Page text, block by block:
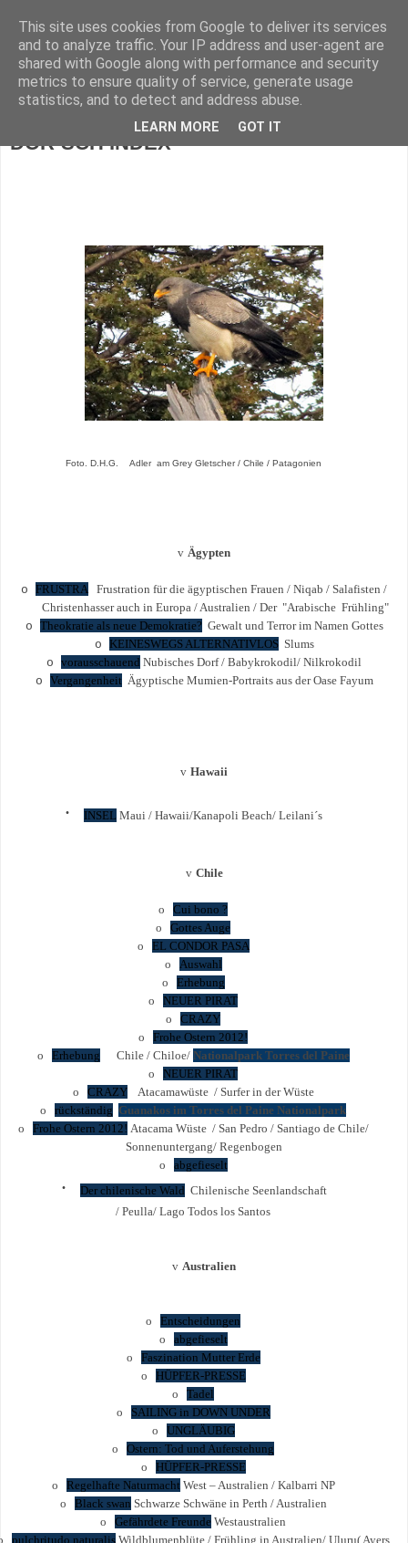
DOR-SCH
DOR-SCH INDEX
Foto. D.H.G. Adler am Grey Gletscher / Chile / Patagonien
v Ägypten
o FRUSTRA Frustration für die ägyptischen Frauen / Niqab / Salafisten /
Christenhasser auch in Europa / Australien / Der "Arabische Frühling"
o Theokratie als neue Demokratie? Gewalt und Terror im Namen Gottes
o
KEINESWEGS ALTERNATIVLOSSlums
o vorausschauend Nubisches Dorf / Babykrokodil/ Nilkrokodil
o Vergangenheit Ägyptische Mumien-Portraits aus der Oase Fayum
v Hawaii
· INSEL Maui / Hawaii/Kanapoli Beach/ Leilani´s
v Chile
o Cui bono ?
o Gottes Auge
o EL CONDOR PASA
o Auswahl
o Erhebung
o NEUER PIRAT
o CRAZY
o Frohe Ostern 2012!
o Erhebung Chile / Chiloe/ Nationalpark Torres del Paine
o NEUER PIRAT
o CRAZYAtacamawüste / Surfer in der Wüste
o rückständig Guanakos im Torres del Paine Nationalpark
o Frohe Ostern 2012! Atacama Wüste / San Pedro / Santiago de Chile/
Sonnenuntergang/ Regenbogen
o abgefieselt
· Der chilenische Wald Chilenische Seenlandschaft
/ Peulla/ Lago Todos los Santos
v Australien
o Entscheidungen
o abgefieselt
o Faszination Mutter Erde
o HÜPFER-PRESSE
o Tadel
o SAILING in DOWN UNDER
o UNGLÄUBIG
o Ostern: Tod und Auferstehung
o HÜPFER-PRESSE
o Regelhafte Naturmacht West – Australien / Kalbarri NP
o Black swan Schwarze Schwäne in Perth / Australien
o Gefährdete Freunde Westaustralien
pulchritudo naturalisWildblumenblüte / Frühling in Australien/ Uluru( Ayers
This site uses cookies from Google to deliver its services
and to analyze traffic. Your IP address and user-agent are
shared with Google along with performance and security
metrics to ensure quality of service, generate usage
statistics, and to detect and address abuse.
LEARN MORE GOT IT